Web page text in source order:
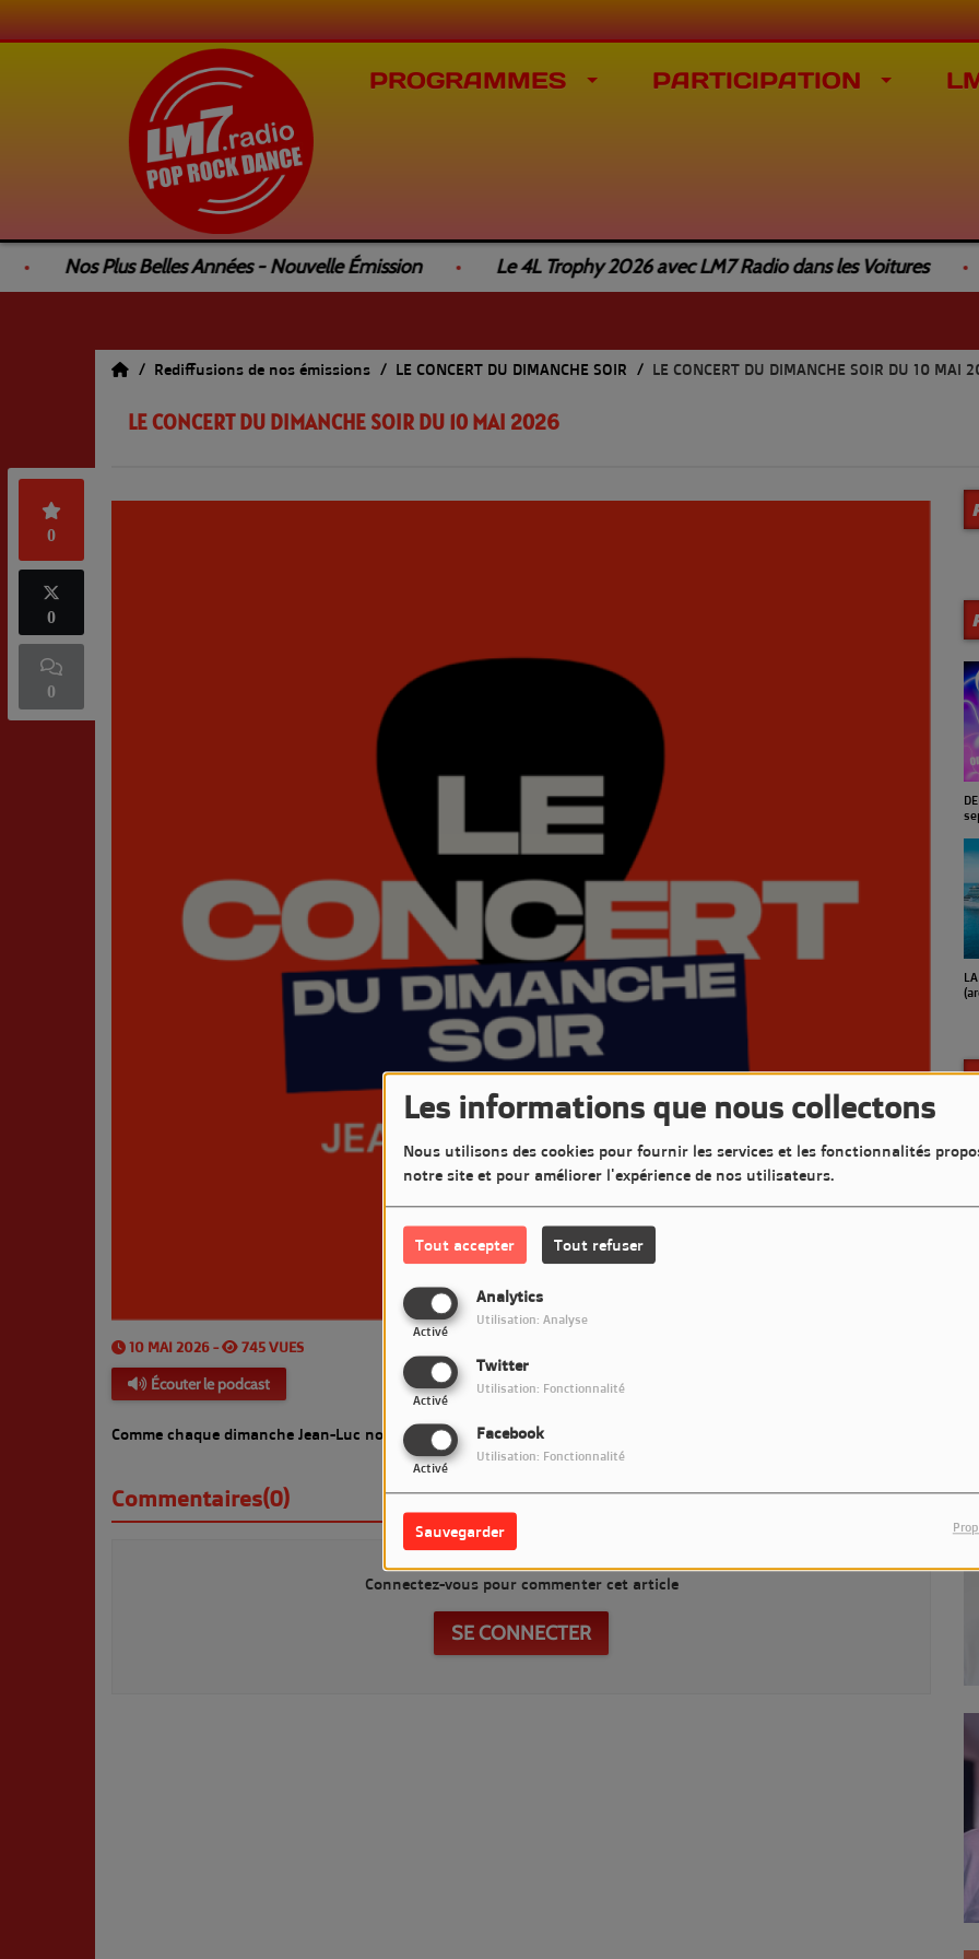
Les informations que nous collectons
Nous utilisons des cookies pour fournir les services et les fonctionnalités
notre site et pour améliorer l'expérience de nos utilisateurs.
Tout accepter Tout refuser
Analytics
Activé
Utilisation: Analyse
Twitter
Activé
Utilisation: Fonctionnalité
Facebook
Activé
Utilisation: Fonctionnalité
Sauvegarder
PROGRAMMES PARTICIPATION
Nos Plus Belles Années - Nouvelle Émission Le 4L Trophy 2026 avec LM7 Radio dans les Voitures
Rediffusions de nos émissions LE CONCERT DU DIMANCHE SOIR LE CONCERT DU DIMANCHE SOIR DU 10 MAI
LE CONCERT DU DIMANCHE SOIR DU 10 MAI 2026
0
0
0
10 MAI 2026 - 745 VUES
Écouter le podcast
Comme chaque dimanche Jean-Luc nous propose un Concert pour mettre en lumière des artistes sur LM7 Radio
Commentaires(0)
Connectez-vous pour commenter cet article
SE CONNECTER